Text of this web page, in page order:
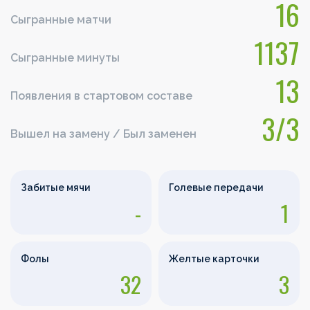
Сыгранные матчи 16
Сыгранные минуты 1137
Появления в стартовом составе 13
Вышел на замену / Был заменен 3/3
Забитые мячи
-
Голевые передачи
1
Фолы
32
Желтые карточки
3